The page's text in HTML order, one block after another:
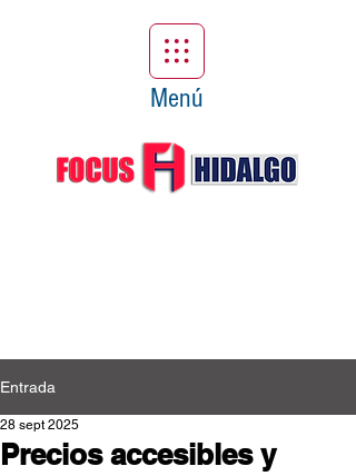
Menú
Entrada
Precios accesibles y
28 sept 2025